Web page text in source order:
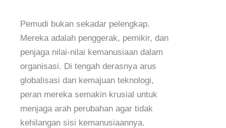
Pemudi bukan sekadar pelengkap.
Mereka adalah penggerak, pemikir, dan
penjaga nilai-nilai kemanusiaan dalam
organisasi. Di tengah derasnya arus
globalisasi dan kemajuan teknologi,
peran mereka semakin krusial untuk
menjaga arah perubahan agar tidak
kehilangan sisi kemanusiaannya.